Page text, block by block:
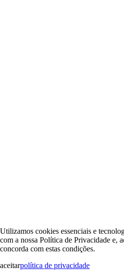
Utilizamos cookies essenciais e
com a nossa Política de Privacidade e,
concorda com estas condições.
aceitarpolítica de privacidade